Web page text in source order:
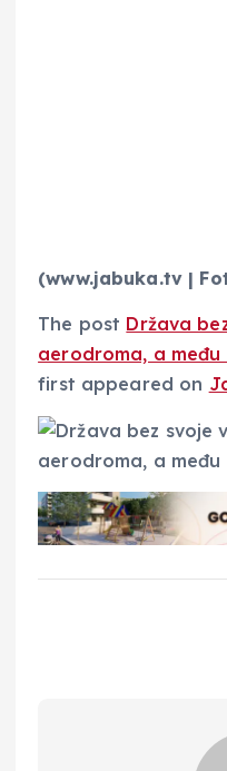
(www.jabuka.tv |
The post Država
aerodroma, a
first appeared on